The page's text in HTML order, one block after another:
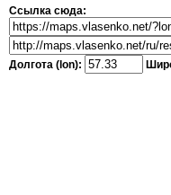
Ссылка сюда:
Долгота (lon):